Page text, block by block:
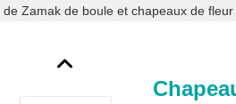
Zamak de boule et chapeaux de